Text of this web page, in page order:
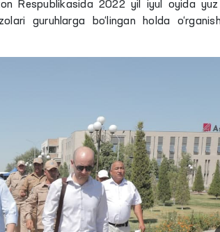
Respublikasida 2022 yil iyul oyida
guruhlarga bo‘lingan holda